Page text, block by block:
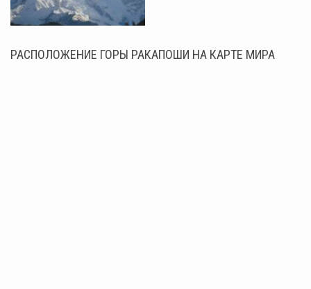
РАСПОЛОЖЕНИЕ ГОРЫ РАКАПОШИ НА КАРТЕ МИРА